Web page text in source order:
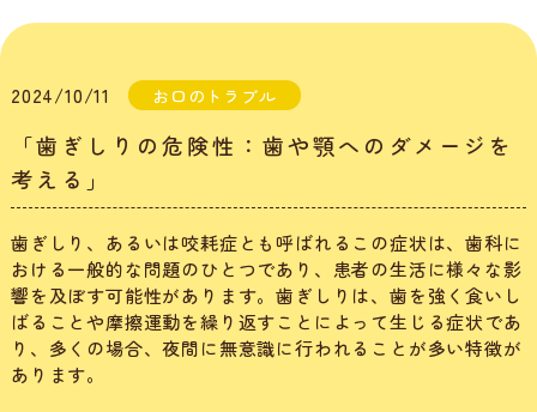
2024/10/11 お口のトラブル
「歯ぎしりの危険性：歯や顎へのダメージを
考える」
歯ぎしり、あるいは咬耗症とも呼ばれるこの症状は、歯科に
おける一般的な問題のひとつであり、患者の生活に様々な影
響を及ぼす可能性があります。歯ぎしりは、歯を強く食いし
ばることや摩擦運動を繰り返すことによって生じる症状であ
り、多くの場合、夜間に無意識に行われることが多い特徴が
あります。